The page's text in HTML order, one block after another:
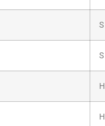
S
S
H
H